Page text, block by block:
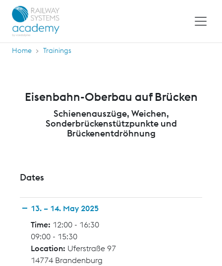
Home Trainings
Eisenbahn-Oberbau auf Brücken
Schienenauszüge, Weichen,
Sonderbrückenstützpunkte und
Brückenentdröhnung
Dates
13. – 14. May 2025
Time: 12:00 - 16:30
09:00 - 15:30
Location: Uferstraße 97
14774 Brandenburg